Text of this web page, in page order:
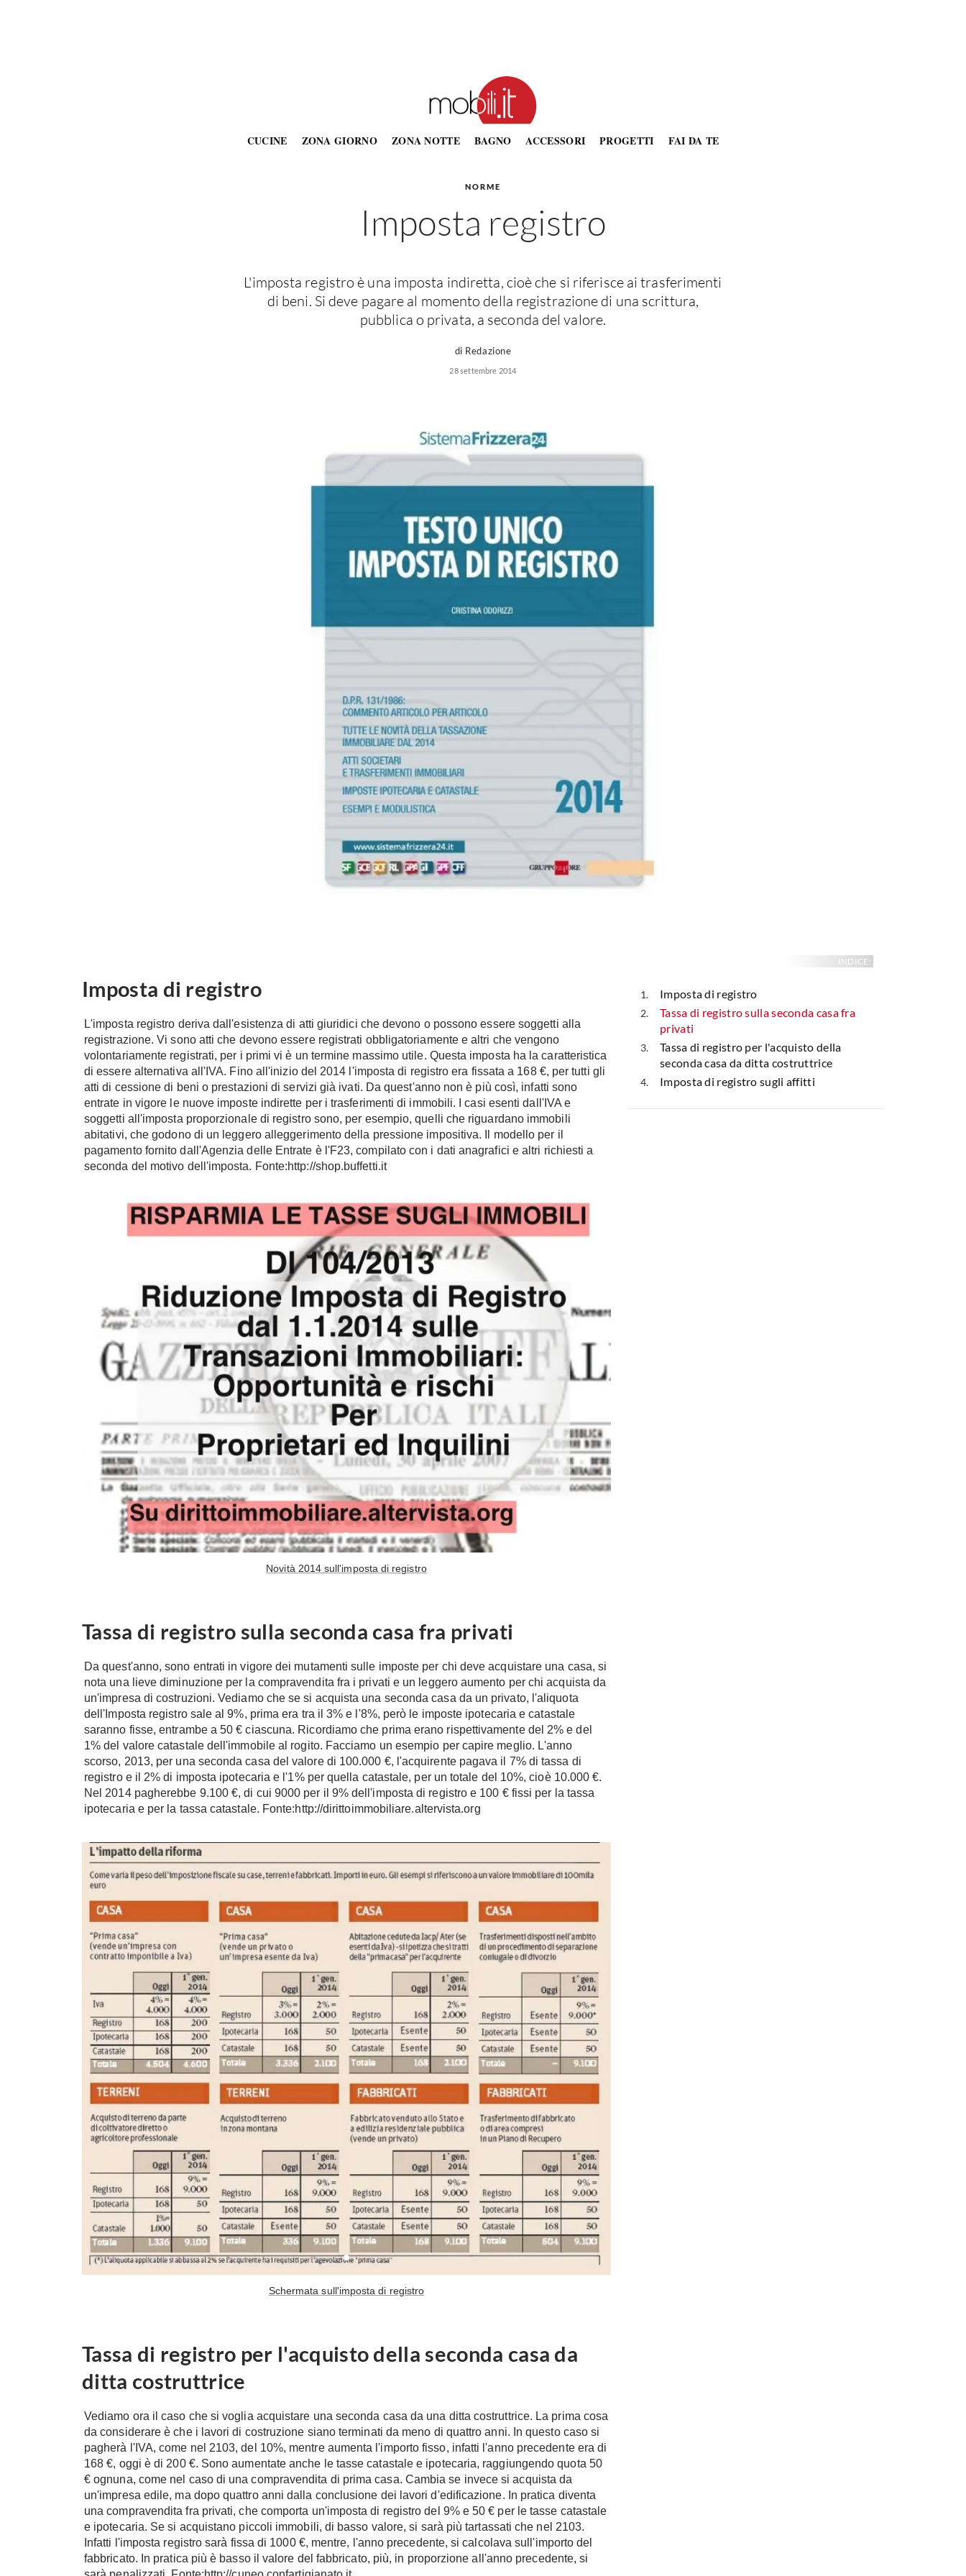
CUCINE ZONA GIORNO ZONA NOTTE BAGNO ACCESSORI PROGETTI FAI DA TE
NORME
Imposta registro
L'imposta registro è una imposta indiretta, cioè che si riferisce ai trasferimenti
di beni. Si deve pagare al momento della registrazione di una scrittura,
pubblica o privata, a seconda del valore.
di Redazione
28 settembre 2014
Imposta di registro
L'imposta registro deriva dall'esistenza di atti giuridici che devono o possono essere soggetti alla
registrazione. Vi sono atti che devono essere registrati obbligatoriamente e altri che vengono
volontariamente registrati, per i primi vi è un termine massimo utile. Questa imposta ha la caratteristica
di essere alternativa all'IVA. Fino all'inizio del 2014 l'imposta di registro era fissata a 168 €, per tutti gli
atti di cessione di beni o prestazioni di servizi già ivati. Da quest'anno non è più così, infatti sono
entrate in vigore le nuove imposte indirette per i trasferimenti di immobili. I casi esenti dall'IVA e
soggetti all'imposta proporzionale di registro sono, per esempio, quelli che riguardano immobili
abitativi, che godono di un leggero alleggerimento della pressione impositiva. Il modello per il
pagamento fornito dall'Agenzia delle Entrate è l'F23, compilato con i dati anagrafici e altri richiesti a
seconda del motivo dell'imposta. Fonte:http://shop.buffetti.it
Novità 2014 sull'imposta di registro
Tassa di registro sulla seconda casa fra privati
Da quest'anno, sono entrati in vigore dei mutamenti sulle imposte per chi deve acquistare una casa, si
nota una lieve diminuzione per la compravendita fra i privati e un leggero aumento per chi acquista da
un'impresa di costruzioni. Vediamo che se si acquista una seconda casa da un privato, l'aliquota
dell'Imposta registro sale al 9%, prima era tra il 3% e l'8%, però le imposte ipotecaria e catastale
saranno fisse, entrambe a 50 € ciascuna. Ricordiamo che prima erano rispettivamente del 2% e del
1% del valore catastale dell'immobile al rogito. Facciamo un esempio per capire meglio. L'anno
scorso, 2013, per una seconda casa del valore di 100.000 €, l'acquirente pagava il 7% di tassa di
registro e il 2% di imposta ipotecaria e l'1% per quella catastale, per un totale del 10%, cioè 10.000 €.
Nel 2014 pagherebbe 9.100 €, di cui 9000 per il 9% dell'imposta di registro e 100 € fissi per la tassa
ipotecaria e per la tassa catastale. Fonte:http://dirittoimmobiliare.altervista.org
Schermata sull'imposta di registro
Tassa di registro per l'acquisto della seconda casa da
ditta costruttrice
Vediamo ora il caso che si voglia acquistare una seconda casa da una ditta costruttrice. La prima cosa
da considerare è che i lavori di costruzione siano terminati da meno di quattro anni. In questo caso si
pagherà l'IVA, come nel 2103, del 10%, mentre aumenta l'importo fisso, infatti l'anno precedente era di
168 €, oggi è di 200 €. Sono aumentate anche le tasse catastale e ipotecaria, raggiungendo quota 50
€ ognuna, come nel caso di una compravendita di prima casa. Cambia se invece si acquista da
un'impresa edile, ma dopo quattro anni dalla conclusione dei lavori d'edificazione. In pratica diventa
una compravendita fra privati, che comporta un'imposta di registro del 9% e 50 € per le tasse catastale
e ipotecaria. Se si acquistano piccoli immobili, di basso valore, si sarà più tartassati che nel 2103.
Infatti l'imposta registro sarà fissa di 1000 €, mentre, l'anno precedente, si calcolava sull'importo del
fabbricato. In pratica più è basso il valore del fabbricato, più, in proporzione all'anno precedente, si
INDICE:
Imposta di registro
Tassa di registro sulla seconda casa fra
privati
Tassa di registro per l'acquisto della
seconda casa da ditta costruttrice
Imposta di registro sugli affitti